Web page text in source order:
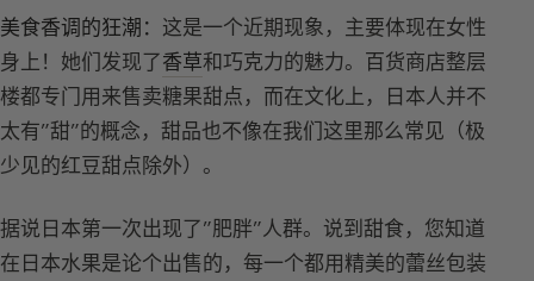
美食香调的狂潮： 这是一个近期现象，主要体现在女性
身上！她们发现了香草和巧克力的魅力。百货商店整层
楼都专门用来售卖糖果甜点，而在文化上，日本人并不
太有”甜”的概念，甜品也不像在我们这里那么常见（极
少见的红豆甜点除外）。
据说日本第一次出现了”肥胖”人群。说到甜食，您知道
在日本水果是论个出售的，每一个都用精美的蕾丝包装